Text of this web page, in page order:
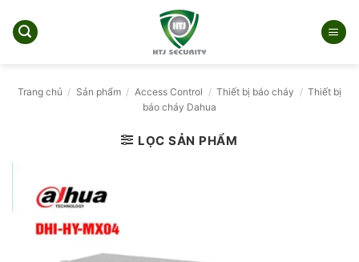
qua
Trang chủ / Sản phẩm / Access Control / Thiết bị báo cháy / Thiết bị
báo cháy Dahua
LỌC SẢN PHẨM